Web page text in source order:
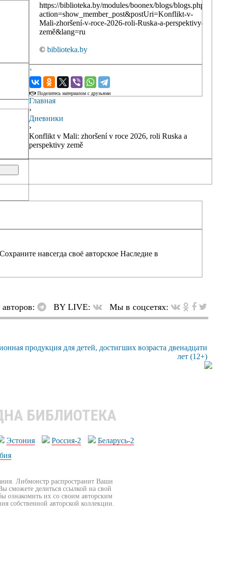
https://biblioteka.by/modules/boonex/blogs/blogs.php?
action=show_member_post&postUri=Konflikt-v-
Mali-zhoršení-v-roce-2026-roli-Ruska-a-perspektivy-
země&lang=ru
© biblioteka.by
‹
›
Поделитесь материалом с друзьями
навсегда своё авторское Наследие в
Главная
›
Дневники
›
Konflikt v Mali: zhoršení v roce 2026, roli Ruska a
perspektivy země
BY LIVE: Мы в соцсетях:
БИБЛИОТЕКА
Эстония Россия-2
Беларусь-2
Либмонстр распространит Ваши
сможете делиться ссылкой на свой
ознакомить их со своим авторским
собственной авторской коллекции.